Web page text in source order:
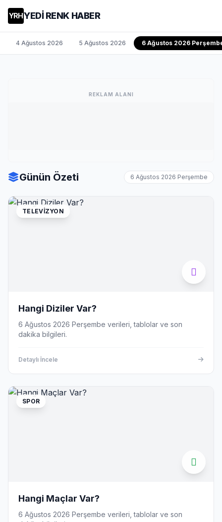
YRHYEDİ RENK HABER
4 Ağustos 2026 5 Ağustos 2026 6 Ağustos 2026
REKLAM ALANI
Günün Özeti 6 Ağustos 2026 Perşembe
TELEVIZYON
Hangi Diziler Var?
6 Ağustos 2026 Perşembe verileri, tablolar ve son
dakika bilgileri.
Detaylı İncele
SPOR
Hangi Maçlar Var?
6 Ağustos 2026 Perşembe verileri, tablolar ve son